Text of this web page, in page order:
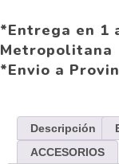
*Entrega en 1
Metropolitana
*Envio a
Descripción
ACCESORIOS